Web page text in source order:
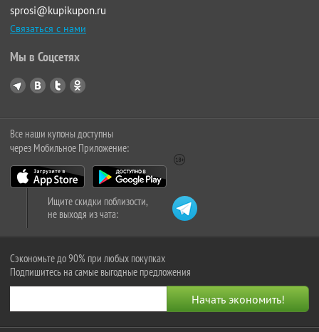
sprosi@kupikupon.ru
Связаться с нами
Мы в Соцсетях
Все наши купоны доступны
через Мобильное Приложение:
Ищите скидки поблизости,
не выходя из чата:
Сэкономьте до 90% при любых покупках
Подпишитесь на самые выгодные предложения